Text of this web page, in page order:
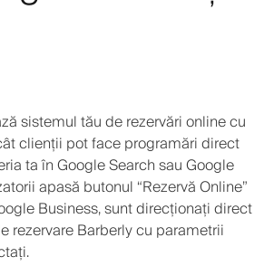
sistemul tău de rezervări online cu
clienții pot face programări direct
ta în Google Search sau Google
apasă butonul “Rezervă Online”
Business, sunt direcționați direct
rezervare Barberly cu parametrii